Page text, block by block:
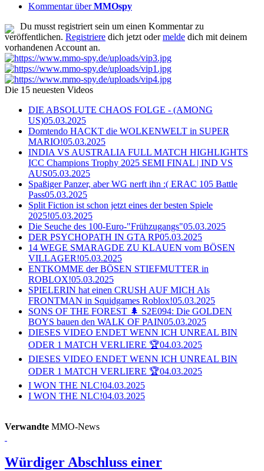
Kommentar überMMOspy
Du musst registriert sein um einen Kommentar zu
veröffentlichen. Registriere dich jetzt odermelde dich mit deinem
vorhandenen Account an.
Die 15 neuesten Videos
DIE ABSOLUTE CHAOS FOLGE - (AMONG
US)05.03.2025
Domtendo HACKT die WOLKENWELT in SUPER
MARIO!05.03.2025
INDIA VS AUSTRALIA FULL MATCH HIGHLIGHTS
ICC Champions Trophy 2025 SEMI FINAL | IND VS
AUS05.03.2025
Spaßiger Panzer, aber WG nerft ihn :( ERAC 105 Battle
Pass05.03.2025
Split Fiction ist schon jetzt eines der besten Spiele
2025!05.03.2025
Die Seuche des 100-Euro-"Frühzugangs"05.03.2025
DER PSYCHOPATH IN GTA RP05.03.2025
14 WEGE SMARAGDE ZU KLAUEN vom BÖSEN
VILLAGER!05.03.2025
ENTKOMME der BÖSEN STIEFMUTTER in
ROBLOX!05.03.2025
SPIELERIN hat einen CRUSH AUF MICH Als
FRONTMAN in Squidgames Roblox!05.03.2025
SONS OF THE FOREST 🌲 S2E094: Die GOLDEN
BOYS bauen den WALK OF PAIN05.03.2025
DIESES VIDEO ENDET WENN ICH UNREAL BIN
ODER 1 MATCH VERLIERE 🏆04.03.2025
DIESES VIDEO ENDET WENN ICH UNREAL BIN
ODER 1 MATCH VERLIERE 🏆04.03.2025
I WON THE NLC!04.03.2025
I WON THE NLC!04.03.2025
Verwandte MMO-News
Würdiger Abschluss einer